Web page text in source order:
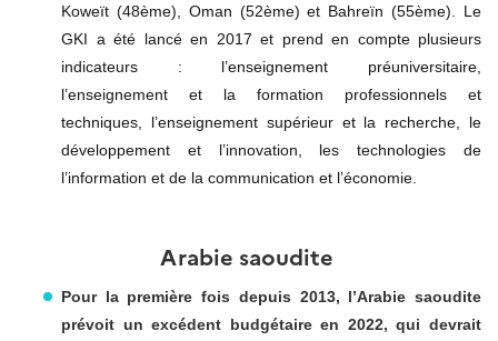
Koweït (48ème), Oman (52ème) et Bahreïn (55ème). Le
GKI a été lancé en 2017 et prend en compte plusieurs
indicateurs : l’enseignement préuniversitaire,
l’enseignement et la formation professionnels et
techniques, l’enseignement supérieur et la recherche, le
développement et l’innovation, les technologies de
l’information et de la communication et l’économie.
Arabie saoudite
Pour la première fois depuis 2013, l’Arabie saoudite
prévoit un excédent budgétaire en 2022, qui devrait